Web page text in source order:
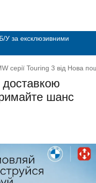
У за ексклюзивними
серії Touring 3 від Нова
шанс